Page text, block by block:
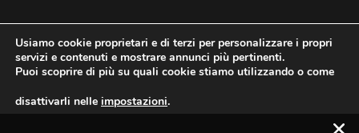
Copyright © 2025 WeDoDigital
Creazione e sviluppo siti web
Usiamo cookie proprietari e di terzi per personalizzare i propri
servizi e contenuti e mostrare annunci più pertinenti.
Puoi scoprire di più su quali cookie stiamo utilizzando o come
disattivarli nelle impostazioni.